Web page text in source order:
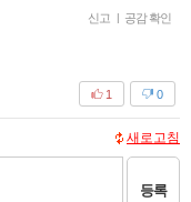
신고 | 공감 확인
0
1
새로고침
등록